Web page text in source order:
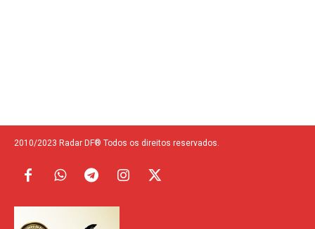
2010/2023 Radar DF® Todos os direitos reservados.